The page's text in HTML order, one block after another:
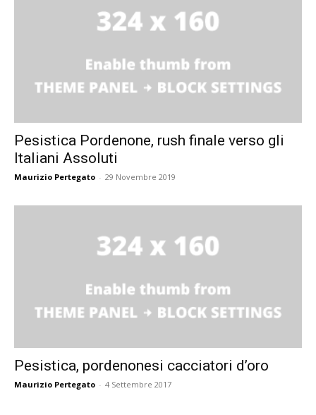
Pesistica Pordenone, rush finale verso gli
Italiani Assoluti
Maurizio Pertegato - 29 Novembre 2019
Pesistica, pordenonesi cacciatori d’oro
Maurizio Pertegato - 4 Settembre 2017